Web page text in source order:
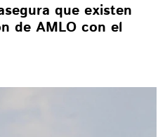
que existen
de AMLO con el